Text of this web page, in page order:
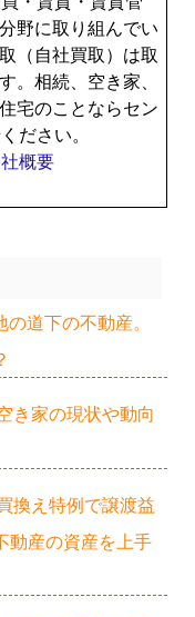
野に取り組んでい
（自社買取）は取
。相続、空き家、
宅のことならセン
ださい。
概要
道下の不動産。
き家の現状や動向
換え特例で譲渡益
動産の資産を上手